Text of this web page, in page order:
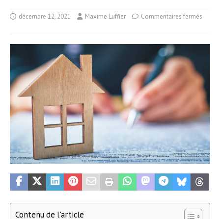
décembre 12, 2021 Maxime Luffier Commentaires fermés
Contenu de l'article